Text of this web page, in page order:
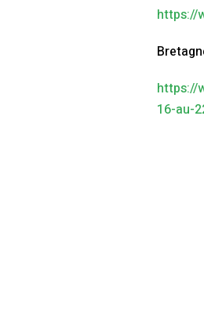
https://
https://
16-au-